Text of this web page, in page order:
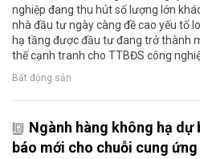
nghiệp đang thu hút số lượng lớn
nhà đầu tư ngày càng đề cao yếu tố
hạ tầng được đầu tư đang trở thành
thế cạnh tranh cho TTBĐS công
Bất động sản
Ngành hàng không hạ
báo mới cho chuỗi cung